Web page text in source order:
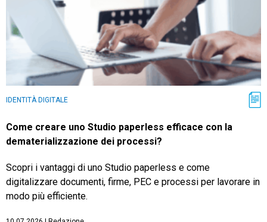
IDENTITÀ DIGITALE
Come creare uno Studio paperless efficace con la
dematerializzazione dei processi?
Scopri i vantaggi di uno Studio paperless e come
digitalizzare documenti, firme, PEC e processi per lavorare in
modo più efficiente.